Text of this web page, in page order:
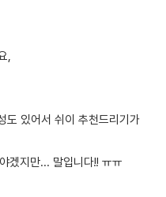
,
도 있어서 쉬이 추천드리기가
겠지만... 말입니다!! ㅠㅠ